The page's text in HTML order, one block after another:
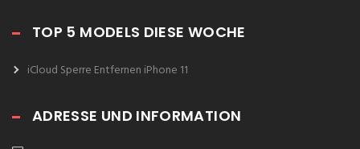
TOP 5 MODELS DIESE WOCHE
iCloud Sperre Entfernen iPhone 11
ADRESSE UND INFORMATION